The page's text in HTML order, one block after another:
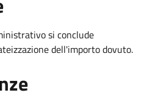
si conclude
dell'importo dovuto.